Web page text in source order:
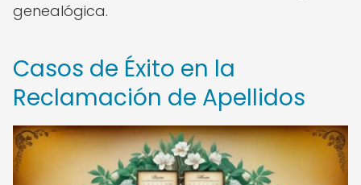
genealógica.
Casos de Éxito en la
Reclamación de Apellidos